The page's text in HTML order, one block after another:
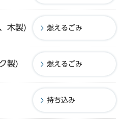
木製) 燃えるごみ
製) 燃えるごみ
持ち込み